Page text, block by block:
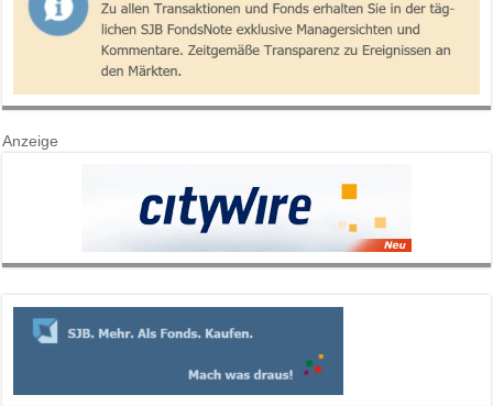
Anzeige